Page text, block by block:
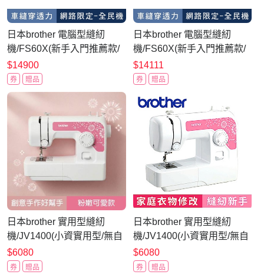
日本brother 電腦型縫紉
機/FS60X(新手入門推薦款/
手動速度控制)
$14900
券 贈品
日本brother 電腦型縫紉
機/FS60X(新手入門推薦款/
手動速度控制)
$14111
券 贈品
日本brother 實用型縫紉
機/JV1400(小資實用型/無自
動穿線裝置)
$6080
券 贈品
日本brother 實用型縫紉
機/JV1400(小資實用型/無自
動穿線裝置)
$6080
券 贈品